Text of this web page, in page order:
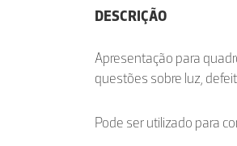
DESCRIÇÃO
Apresentação para
questões sobre luz,
Pode ser utilizado para